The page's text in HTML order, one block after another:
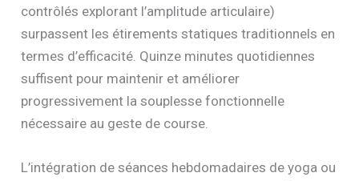
contrôlés explorant l’amplitude articulaire)
surpassent les étirements statiques traditionnels en
termes d’efficacité. Quinze minutes quotidiennes
suffisent pour maintenir et améliorer
progressivement la souplesse fonctionnelle
nécessaire au geste de course.
L’intégration de séances hebdomadaires de yoga ou